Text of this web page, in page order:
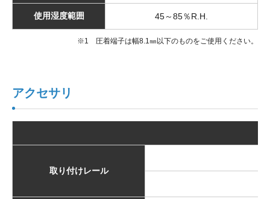
使用湿度範囲 45～85％R.H.
※1 圧着端子は幅8.1㎜以下のものをご使用ください。
アクセサリ
取り付けレール